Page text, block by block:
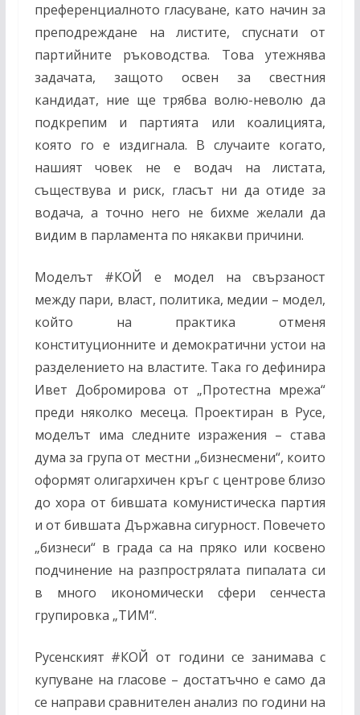
преференциалното гласуване, като начин за
преподреждане на листите, спуснати от
партийните ръководства. Това утежнява
задачата, защото освен за свестния
кандидат, ние ще трябва волю-неволю да
подкрепим и партията или коалицията,
която го е издигнала. В случаите когато,
нашият човек не е водач на листата,
съществува и риск, гласът ни да отиде за
водача, а точно него не бихме желали да
видим в парламента по някакви причини.
Моделът #КОЙе модел на свързаност
между пари, власт, политика, медии – модел,
който на практика отменя
конституционните и демократични устои на
разделението на властите. Така го дефинира
Ивет Добромирова от „Протестна мрежа“
преди няколко месеца. Проектиран в Русе,
моделът има следните изражения – става
дума за група от местни „бизнесмени“, които
оформят олигархичен кръг с центрове близо
до хора от бившата комунистическа партия
и от бившата Държавна сигурност. Повечето
„бизнеси“ в града са на пряко или косвено
подчинение на разпрострялата пипалата си
в много икономически сфери сенчеста
групировка „ТИМ“.
Русенският #КОЙ от години се занимава с
купуване на гласове – достатъчно е само да
се направи сравнителен анализ по години на